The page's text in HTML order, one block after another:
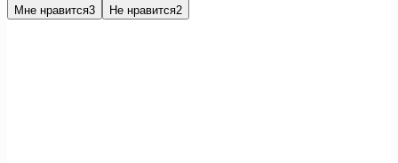
Мне нравится3 Не нравится2